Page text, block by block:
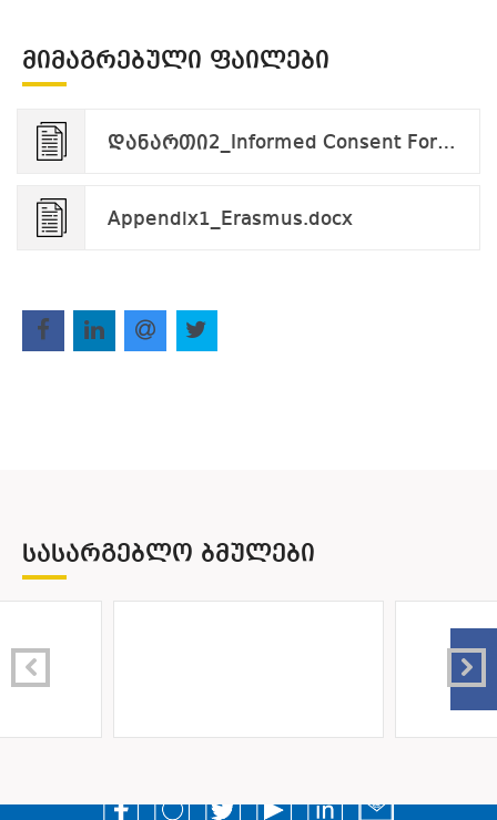
ᲛᲘᲛᲐᲒᲠᲔᲑᲣᲚᲘ ᲤᲐᲘᲚᲔᲑᲘ
დანართი2_Informed Consent Form_applicant_v.09.24.pdf
Appendix1_Erasmus.docx
ᲡᲐᲡᲐᲠᲒᲔᲑᲚᲝ ᲑᲛᲣᲚᲔᲑᲘ